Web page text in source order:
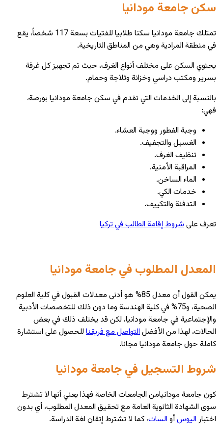
سكن جامعة مودانيا
تمتلك جامعة مودانيا سكنا طلابيا للفتيات بسعة 117 شخصاً، يقع
في منطقة المرادية وهي من المناطق التاريخية.
يحتوي السكن على مختلف أنواع الغرف، حيث تم تجهيز كل غرفة
بسرير ومكتب دراسي وخزانة وثلاجة وحمام.
بالنسبة إلى الخدمات التي تقدم في سكن جامعة مودانيا بورصة،
فهي:
وجبة الفطور ووجبة العشاء.
الغسيل والتجفيف.
تنظيف الغرف.
المراقبة الأمنية.
الماء الساخن.
خدمات الكي.
التدفئة والتكييف.
تعرف علىشروط إقامة الطالب في تركيا
المعدل المطلوب في جامعة مودانيا
يمكن القول أن معدل 85% هو أدنى معدلات القبول في كلية العلوم
الصحية، و75% في كلية الهندسة وما دون ذلك للتخصصات الأدبية
والإجتماعية في جامعة مودانيا، لكن قد يختلف ذلك في بعض
الحالات، لهذا من الأفضلالتواصل مع فريقنا للحصول على استشارة
كاملة حول جامعة مودانيا مجانا.
شروط التسجيل في جامعة مودانيا
كون جامعة مودانيامن الجامعات الخاصة فهذا يعني أنها لا تشترط
سوى الشهادة الثانوية العامة مع تحقيق المعدل المطلوب، أي بدون
اختباراليوسأوالسات، كما لا تشترط إتقان لغة الدراسة.